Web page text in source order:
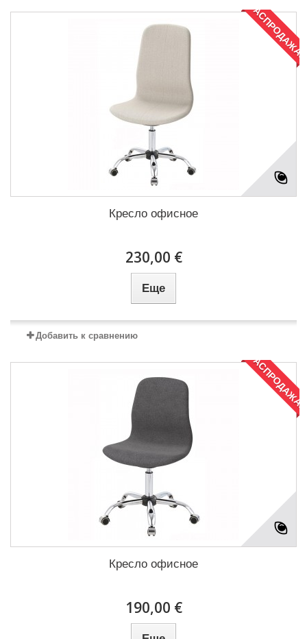
РАСПРОДАЖА!
Кресло офисное
230,00 €
Еще
Добавить к сравнению
РАСПРОДАЖА!
Кресло офисное
190,00 €